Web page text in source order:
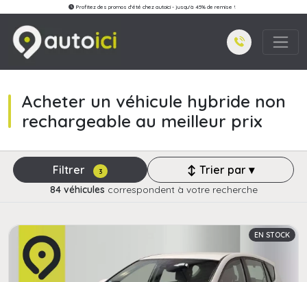
Profitez des promos d'été chez autoici - jusqu'à 45% de remise !
Acheter un véhicule hybride non
rechargeable au meilleur prix
Filtrer 3 ↕ Trier par ▾
84 véhicules correspondent à votre recherche
EN STOCK